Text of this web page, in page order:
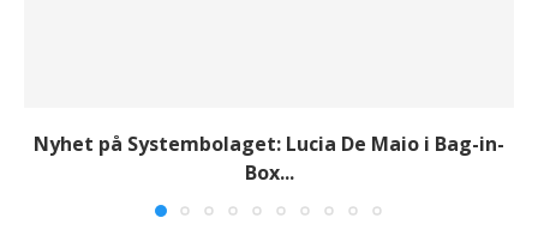
Nyhet på Systembolaget: Lucia De Maio i Bag-in-
Box...